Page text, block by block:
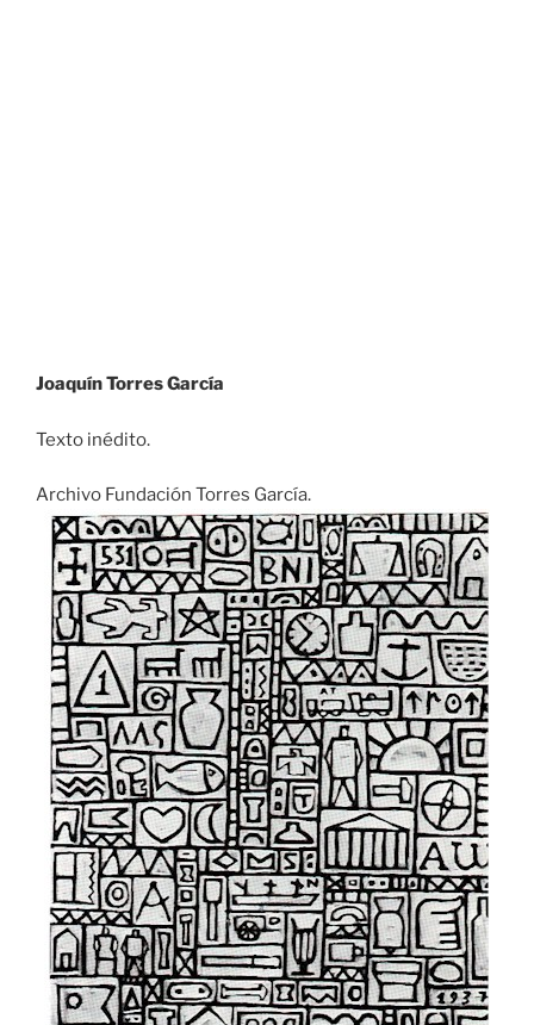
Joaquín Torres García
Texto inédito.
Archivo Fundación Torres García.